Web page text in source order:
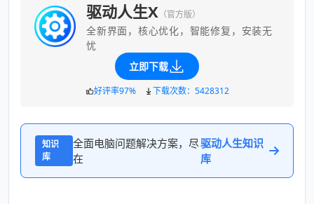
驱动人生X （官方版）
全新界面，核心优化，智能修复，安装无
忧
立即下载
好评率97% 下载次数：5428312
知识
库
全面电脑问题解决方案，尽
在
驱动人生知识
库